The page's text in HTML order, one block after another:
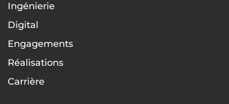
Ingénierie
Digital
Engagements
Réalisations
Carrière